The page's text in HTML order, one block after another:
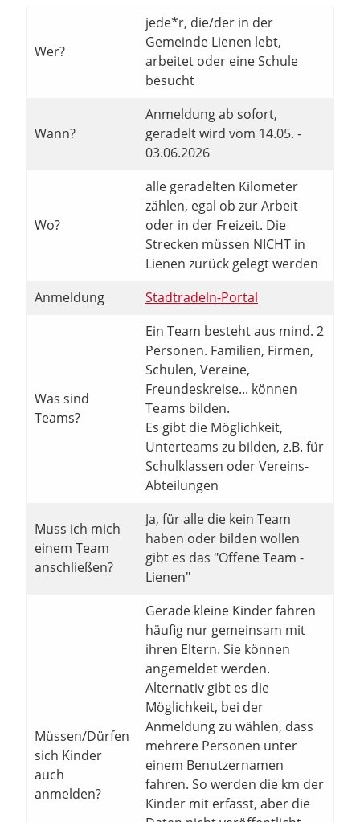
Wer?
jede*r, die/der in der
Gemeinde Lienen lebt,
arbeitet oder eine Schule
besucht
Wann?
Anmeldung ab sofort,
geradelt wird vom 14.05. -
03.06.2026
Wo?
alle geradelten Kilometer
zählen, egal ob zur Arbeit
oder in der Freizeit. Die
Strecken müssen NICHT in
Lienen zurück gelegt werden
Anmeldung
Stadtradeln-Portal
Was sind
Teams?
Ein Team besteht aus mind. 2
Personen. Familien, Firmen,
Schulen, Vereine,
Freundeskreise... können
Teams bilden.
Es gibt die Möglichkeit,
Unterteams zu bilden, z.B. für
Schulklassen oder Vereins-
Abteilungen
Muss ich mich
einem Team
anschließen?
Ja, für alle die kein Team
haben oder bilden wollen
gibt es das "Offene Team -
Lienen"
Müssen/Dürfen
sich Kinder
auch
anmelden?
Gerade kleine Kinder fahren
häufig nur gemeinsam mit
ihren Eltern. Sie können
angemeldet werden.
Alternativ gibt es die
Möglichkeit, bei der
Anmeldung zu wählen, dass
mehrere Personen unter
einem Benutzernamen
fahren. So werden die km der
Kinder mit erfasst, aber die